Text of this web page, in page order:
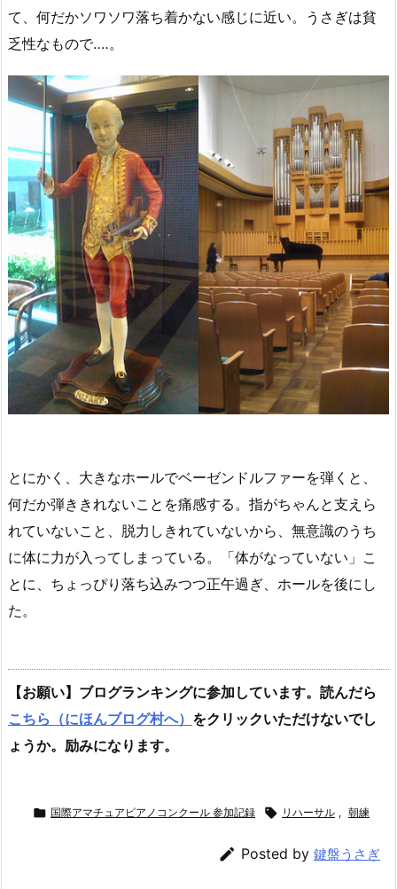
て、何だかソワソワ落ち着かない感じに近い。うさぎは貧
乏性なもので‥‥。
とにかく、大きなホールでベーゼンドルファーを弾くと、
何だか弾ききれないことを痛感する。指がちゃんと支えら
れていないこと、脱力しきれていないから、無意識のうち
に体に力が入ってしまっている。「体がなっていない」こ
とに、ちょっぴり落ち込みつつ正午過ぎ、ホールを後にし
た。
【お願い】ブログランキングに参加しています。読んだら
こちら（にほんブログ村へ） をクリックいただけないでし
ょうか。励みになります。
 国際アマチュアピアノコンクール 参加記録  リハーサル , 朝練
 Posted by 鍵盤うさぎ